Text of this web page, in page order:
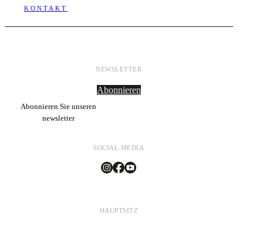
KONTAKT
NEWSLETTER
Abonnieren
Abonnieren Sie unseren
newsletter
SOCIAL MEDIA
HAUPTSITZ